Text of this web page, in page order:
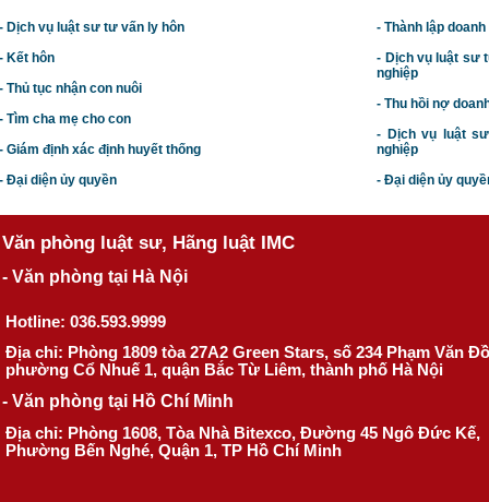
Dịch vụ luật sư tư vấn ly hôn
Kết hôn
Thủ tục nhận con nuôi
Tìm cha mẹ cho con
Giám định xác định huyết thống
Đại diện ủy quyền
- Thành lập
- Dịch vụ luật sư t
nghiệp
- Thu hồi nợ
- Dịch vụ luật
nghiệp
- Đại diện ủy
Văn phòng luật sư, Hãng luật IMC
- Văn phòng tại Hà Nội
Hotline: 036.593.9999
Địa chỉ: Phòng 1809 tòa 27A2 Green Stars, số 234 Phạm Văn
phường Cổ Nhuế 1, quận Bắc Từ Liêm, thành phố Hà Nội
- Văn phòng tại Hồ Chí Minh
Địa chỉ: Phòng 1608, Tòa Nhà Bitexco, Đường 45 Ngô Đức Kế,
Phường Bến Nghé, Quận 1, TP Hồ Chí Minh